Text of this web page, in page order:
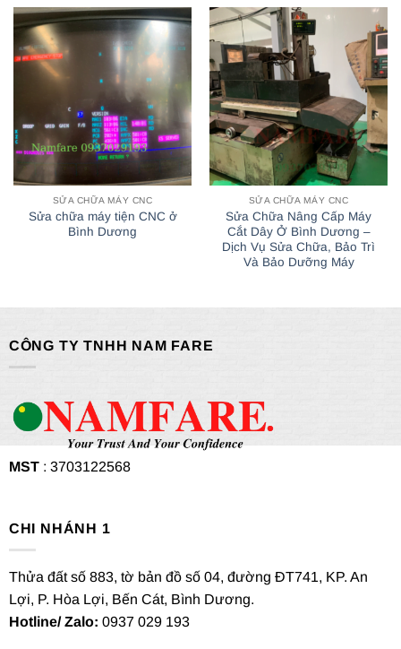
SỬA CHỮA MÁY CNC
Sửa chữa máy tiện CNC ở
Bình Dương
SỬA CHỮA MÁY CNC
Sửa Chữa Nâng Cấp Máy
Cắt Dây Ở Bình Dương –
Dịch Vụ Sửa Chữa, Bảo Trì
Và Bảo Dưỡng Máy
CÔNG TY TNHH NAM FARE
MST: 3703122568
CHI NHÁNH 1
Thửa đất số 883, tờ bản đồ số 04, đường ĐT741, KP. An
Lợi, P. Hòa Lợi, Bến Cát, Bình Dương.
Hotline/ Zalo: 0937 029 193